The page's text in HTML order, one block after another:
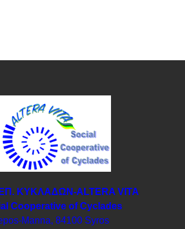
ΚΥΚΛΑΔΩΝ-ΑLTERA VITA
Cooperative of Cyclades
Manna, 84100 Syros